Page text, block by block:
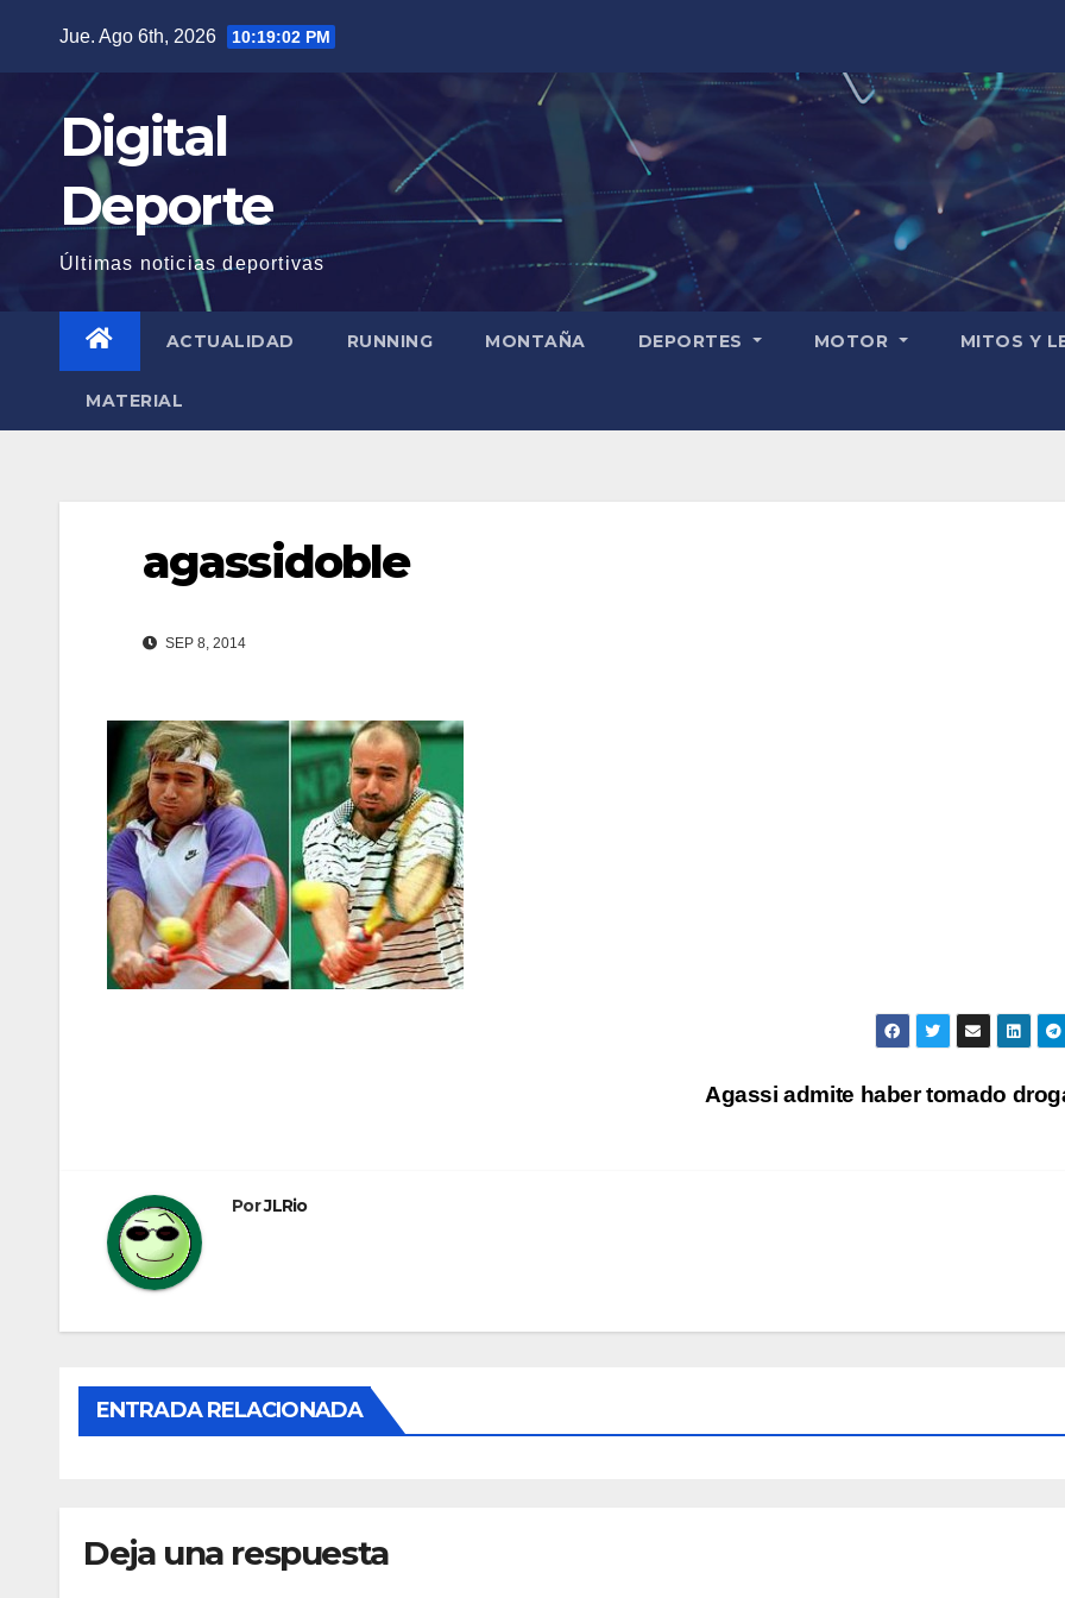
contenido
Jue. Ago 6th, 2026 10:19:03 PM
Digital
Deporte
Últimas noticias deportivas
ACTUALIDAD RUNNING MONTAÑA DEPORTES MOTOR MITOS Y
MATERIAL
agassidoble
SEP 8, 2014
entradas
Agassi admite haber tomado
PorJLRio
ENTRADA RELACIONADA
Deja una respuesta